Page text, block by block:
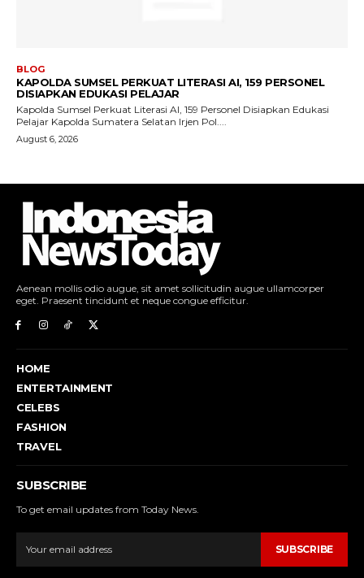
Aenean mollis odio augue, sit amet sollicitudin augue ullamcorper
eget. Praesent tincidunt et neque congue efficitur.
HOME
ENTERTAINMENT
CELEBS
FASHION
TRAVEL
SUBSCRIBE
To get email updates from Today News.
SUBSCRIBE